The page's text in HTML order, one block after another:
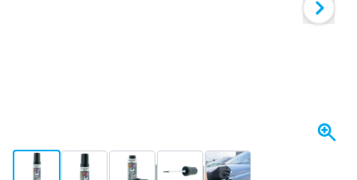
View larger imageView larger imageView larger imageView larger imageView larger image